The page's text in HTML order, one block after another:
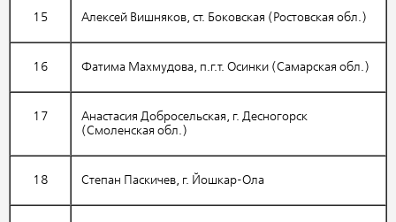
15 Алексей Вишняков, ст. Боковская (Ростовская обл.)
16 Фатима Махмудова, п.г.т. Осинки (Самарская обл.)
17
Анастасия Добросельская, г. Десногорск
(Смоленская обл.)
18 Степан Паскичев, г. Йошкар-Ола